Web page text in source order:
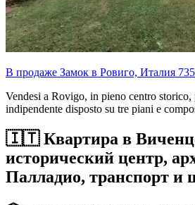
В продаже Замок в Ровиго, Италия
Vendesi a Rovigo, in pieno centro storico,
indipendente disposto su tre piani e
🇮🇹 Квартира в
исторический центр,
Палладио, транспорт и